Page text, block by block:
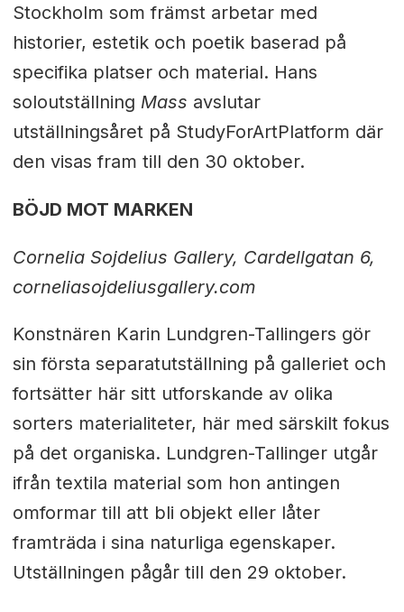
Stockholm som främst arbetar med
historier, estetik och poetik baserad på
specifika platser och material. Hans
soloutställning Mass avslutar
utställningsåret på StudyForArtPlatform där
den visas fram till den 30 oktober.
BÖJD MOT MARKEN
Cornelia Sojdelius Gallery, Cardellgatan 6,
corneliasojdeliusgallery.com
Konstnären Karin Lundgren-Tallingers gör
sin första separatutställning på galleriet och
fortsätter här sitt utforskande av olika
sorters materialiteter, här med särskilt fokus
på det organiska. Lundgren-Tallinger utgår
ifrån textila material som hon antingen
omformar till att bli objekt eller låter
framträda i sina naturliga egenskaper.
Utställningen pågår till den 29 oktober.